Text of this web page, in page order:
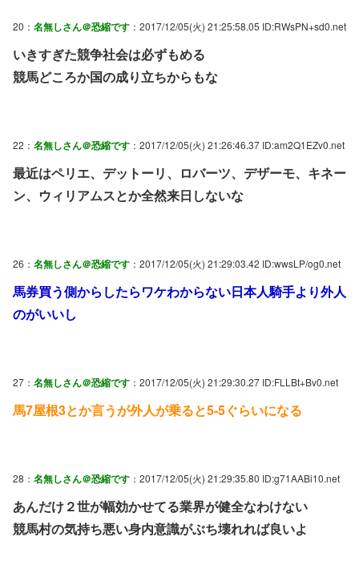
20： 名無しさん＠恐縮です ：2017/12/05(火) 21:25:58.05 ID:RWsPN+sd0.net
いきすぎた競争社会は必ずもめる
競馬どころか国の成り立ちからもな
22： 名無しさん＠恐縮です ：2017/12/05(火) 21:26:46.37 ID:am2Q1EZv0.net
最近はペリエ、デットーリ、ロバーツ、デザーモ、キネー
ン、ウィリアムスとか全然来日しないな
26： 名無しさん＠恐縮です ：2017/12/05(火) 21:29:03.42 ID:wwsLP/og0.net
馬券買う側からしたらワケわからない日本人騎手より外人
のがいいし
27： 名無しさん＠恐縮です ：2017/12/05(火) 21:29:30.27 ID:FLLBt+Bv0.net
馬7屋根3とか言うが外人が乗ると5-5ぐらいになる
28： 名無しさん＠恐縮です ：2017/12/05(火) 21:29:35.80 ID:g71AABi10.net
あんだけ２世が幅効かせてる業界が健全なわけない
競馬村の気持ち悪い身内意識がぶち壊れれば良いよ